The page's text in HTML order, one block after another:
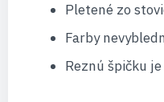
Pletené zo
Farby
Reznú špičku